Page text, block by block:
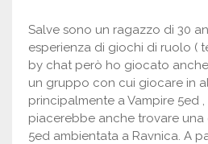
Salve sono un ragazzo di 30
esperienza di giochi di ruolo (
by chat però ho giocato
un gruppo con cui giocare in
principalmente a Vampire 5ed ,
piacerebbe anche trovare
5ed ambientata a Ravnica. A